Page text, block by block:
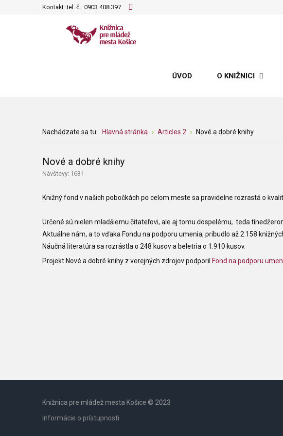
Kontakt: tel. č.: 0903 408 397
ÚVOD O KNIŽNICI
Nachádzate sa tu: Hlavná stránka Articles 2 Nové a dobré knihy
Nové a dobré knihy
Návštevy: 1631
Knižný fond v našich pobočkách po celom meste sa pravidelne rozrastá o
Určené sú nielen mladšiemu čitateľovi, ale aj tomu dospelému, teda
Aktuálne nám, a to vďaka Fondu na podporu umenia, pribudlo až 2.158
Náučná literatúra sa rozrástla o 248 kusov a beletria o 1.910 kusov.
Projekt Nové a dobré knihy z verejných zdrojov podporil Fond na podporu
Knižnica pre mládež mesta Košice © 2023
Informácie o prístupnosti